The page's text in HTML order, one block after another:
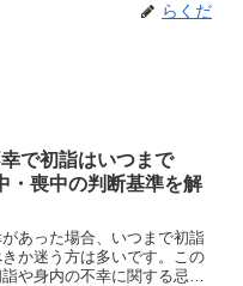
らくだ
で初詣はいつまで
・喪中の判断基準を解
あった場合、いつまで初詣
か迷う方は多いです。この
や身内の不幸に関する忌中